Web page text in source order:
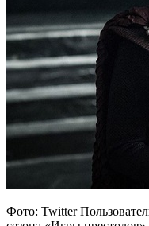
Фото: Twitter